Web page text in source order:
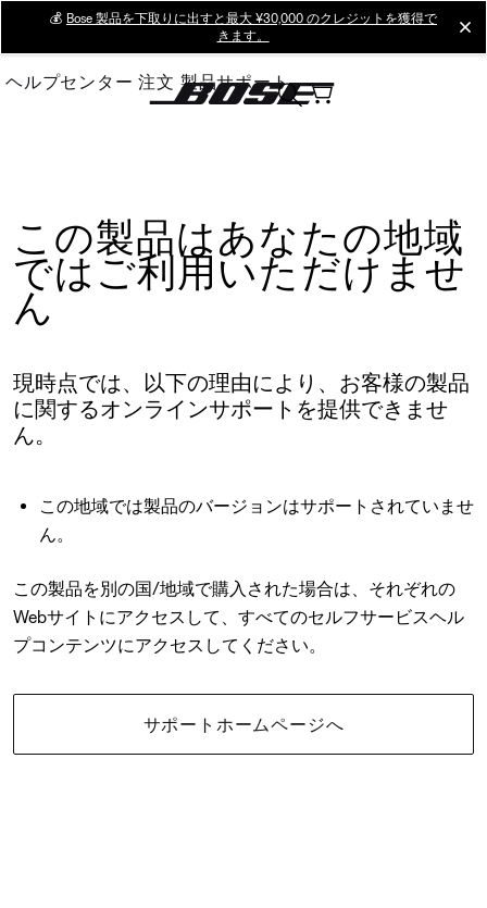
Main
💰 Bose 製品を下取りに出すと最大 ¥30,000 のクレジットを獲得で
きます。
ヘルプセンター 注文 製品サポート
この製品はあなたの地域
ではご利用いただけませ
ん
現時点では、以下の理由により、お客様の製品
に関するオンラインサポートを提供できませ
ん。
この地域では製品のバージョンはサポートされていませ
ん。
この製品を別の国/地域で購入された場合は、それぞれの
Webサイトにアクセスして、すべてのセルフサービスヘル
プコンテンツにアクセスしてください。
サポートホームページへ